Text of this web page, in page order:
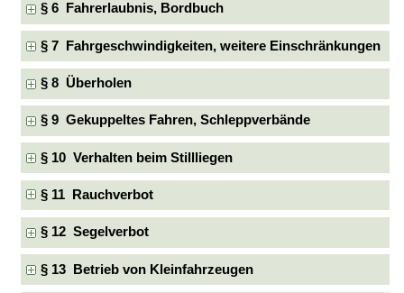
§ 6 Fahrerlaubnis, Bordbuch
§ 7 Fahrgeschwindigkeiten, weitere Einschränkungen
§ 8 Überholen
§ 9 Gekuppeltes Fahren, Schleppverbände
§ 10 Verhalten beim Stillliegen
§ 11 Rauchverbot
§ 12 Segelverbot
§ 13 Betrieb von Kleinfahrzeugen